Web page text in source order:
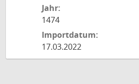
Jahr:
1474
Importdatum:
17.03.2022